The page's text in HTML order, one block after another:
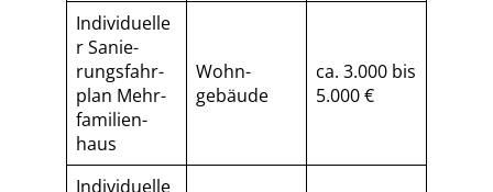
Individuelle
r Sa­nie­
rungs­fahr­
plan Mehr­
fa­mi­li­en­
haus
Wohn­
gebäude
ca. 3.000 bis
5.000 €
Individuelle